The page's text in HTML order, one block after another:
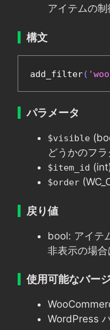
アイテムの制
構文
add_filter(
パラメータ
$visible
どうかのフラ
$item_id
$order
戻り値
bool: アイテ
非表示の場合
使用可能なバー
WordPress